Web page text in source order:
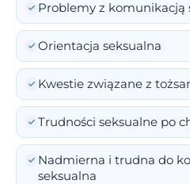
Problemy z komunikacją
Orientacja seksualna
Kwestie związane z
Trudności seksualne po
Nadmierna i trudna do
seksualna